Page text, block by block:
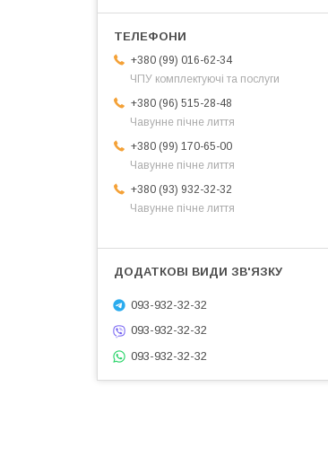
+380 (99) 016-62-34
ЧПУ комплектуючі та послуги
+380 (96) 515-28-48
Чавунне пічне лиття
+380 (99) 170-65-00
Чавунне пічне лиття
+380 (93) 932-32-32
Чавунне пічне лиття
093-932-32-32
093-932-32-32
093-932-32-32